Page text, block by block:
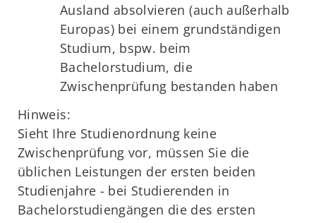
Ausland absolvieren (auch außerhalb
Europas) bei einem grundständigen
Studium, bspw. beim
Bachelorstudium, die
Zwischenprüfung bestanden haben
Hinweis:
Sieht Ihre Studienordnung keine
Zwischenprüfung vor, müssen Sie die
üblichen Leistungen der ersten beiden
Studienjahre - bei Studierenden in
Bachelorstudiengängen die des ersten